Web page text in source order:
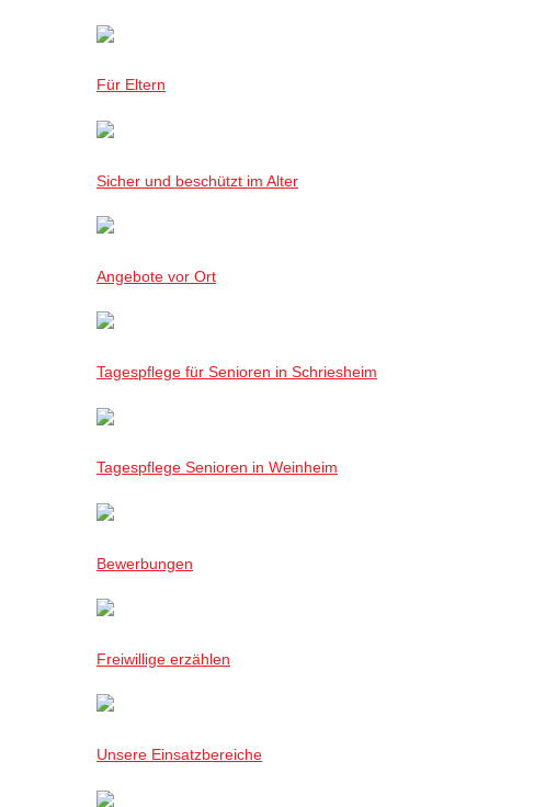
Für Eltern
Sicher und beschützt im Alter
Angebote vor Ort
Tagespflege für Senioren in Schriesheim
Tagespflege Senioren in Weinheim
Bewerbungen
Freiwillige erzählen
Unsere Einsatzbereiche